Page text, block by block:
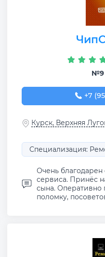
№9
+7+7
Курск, Верхняя
Специализация:
Очень
сервиса. Принёс
сына.
поломку,